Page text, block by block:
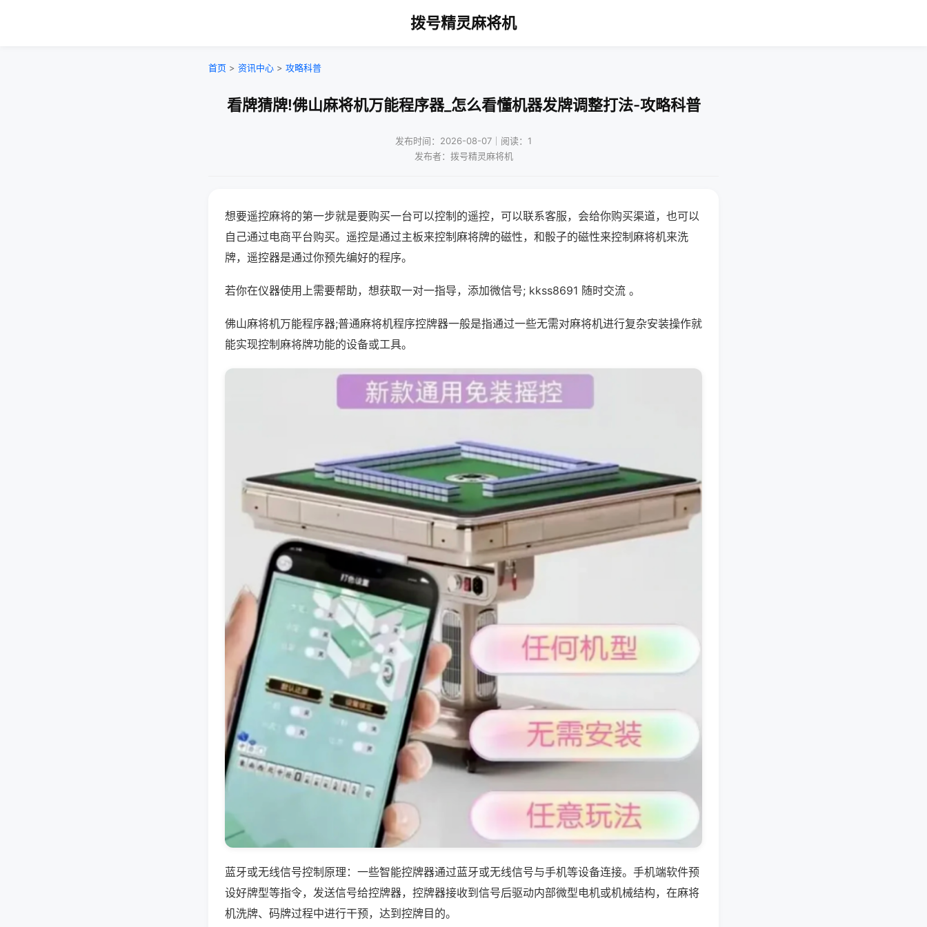
拨号精灵麻将机
首页 > 资讯中心 > 攻略科普
看牌猜牌!佛山麻将机万能程序器_怎么看懂机器发牌调整打法-攻略科普
发布时间：2026-08-07｜阅读：1
发布者：拨号精灵麻将机
想要遥控麻将的第一步就是要购买一台可以控制的遥控，可以联系客服，会给你购买渠道，也可以
自己通过电商平台购买。遥控是通过主板来控制麻将牌的磁性，和骰子的磁性来控制麻将机来洗
牌，遥控器是通过你预先编好的程序。
若你在仪器使用上需要帮助，想获取一对一指导，添加微信号; kkss8691 随时交流 。
佛山麻将机万能程序器;普通麻将机程序控牌器一般是指通过一些无需对麻将机进行复杂安装操作就
能实现控制麻将牌功能的设备或工具。
蓝牙或无线信号控制原理：一些智能控牌器通过蓝牙或无线信号与手机等设备连接。手机端软件预
设好牌型等指令，发送信号给控牌器，控牌器接收到信号后驱动内部微型电机或机械结构，在麻将
机洗牌、码牌过程中进行干预，达到控牌目的。